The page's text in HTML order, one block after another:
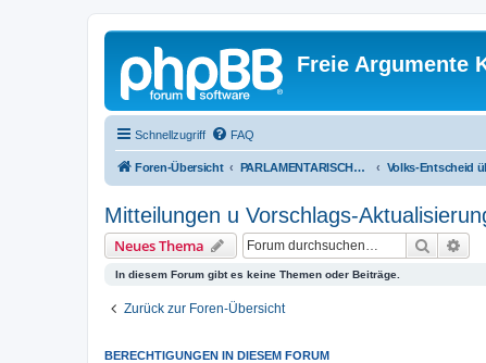
Freie Argumente
Schnellzugriff FAQ
Foren-Übersicht PARLAMENTARISCHER VERÄNDERUNGS-WEG - NEUE VOLKS-ENTSCHEID-KULTUR - ZUVORDERST ÜBERS WAHL-PROGRAMM
Mitteilungen u Vorschlags-
Neues Thema Suche
In diesem Forum gibt es keine Themen oder Beiträge.
Zurück zur Foren-Übersicht
BERECHTIGUNGEN IN DIESEM FORUM